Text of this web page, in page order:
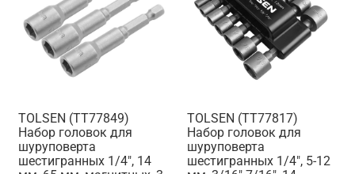
TOLSEN (TT77849)
Набор головок для
шуруповерта
шестигранных 1/4", 14
TOLSEN (TT77817)
Набор головок для
шуруповерта
шестигранных 1/4", 5-12